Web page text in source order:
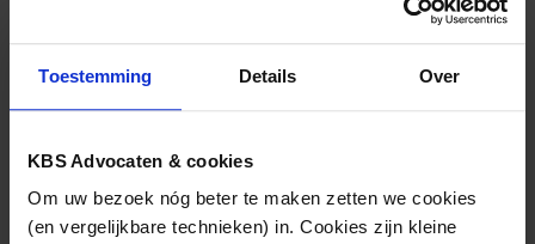
Toestemming Details Over
KBS Advocaten & cookies
Om uw bezoek nóg beter te maken zetten we cookies
(en vergelijkbare technieken) in. Cookies zijn kleine
STRAFRECHT 08.05.2020